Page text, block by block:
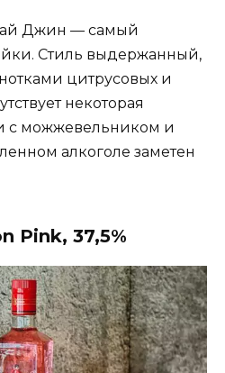
Джин — самый
Стиль выдержанный,
цитрусовых и
некоторая
с можжевельником и
алкоголе заметен
Pink, 37,5%